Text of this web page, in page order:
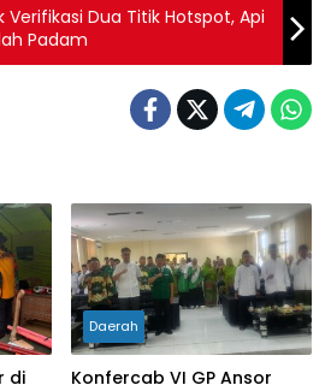
Verifikasi Dua Titik Hotspot, Api
Padam
di
Daerah
Konfercab VI GP Ansor